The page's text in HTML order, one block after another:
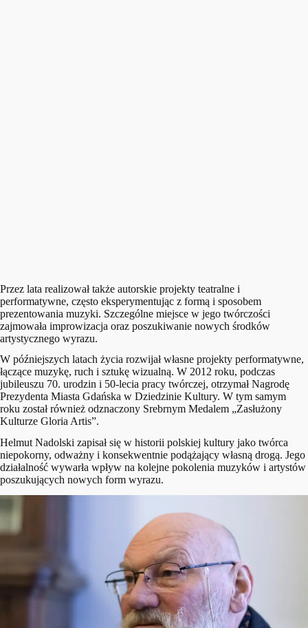
Przez lata realizował także autorskie projekty teatralne i
performatywne, często eksperymentując z formą i sposobem
prezentowania muzyki. Szczególne miejsce w jego twórczości
zajmowała improwizacja oraz poszukiwanie nowych środków
artystycznego wyrazu.
W późniejszych latach życia rozwijał własne projekty performatywne,
łączące muzykę, ruch i sztukę wizualną. W 2012 roku, podczas
jubileuszu 70. urodzin i 50-lecia pracy twórczej, otrzymał Nagrodę
Prezydenta Miasta Gdańska w Dziedzinie Kultury. W tym samym
roku został również odznaczony Srebrnym Medalem „Zasłużony
Kulturze Gloria Artis”.
Helmut Nadolski zapisał się w historii polskiej kultury jako twórca
niepokorny, odważny i konsekwentnie podążający własną drogą. Jego
działalność wywarła wpływ na kolejne pokolenia muzyków i artystów
poszukujących nowych form wyrazu.